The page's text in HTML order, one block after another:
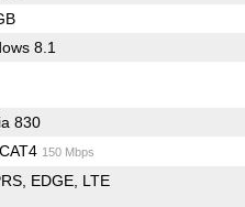
8.1
830
150 Mbps
EDGE LTE